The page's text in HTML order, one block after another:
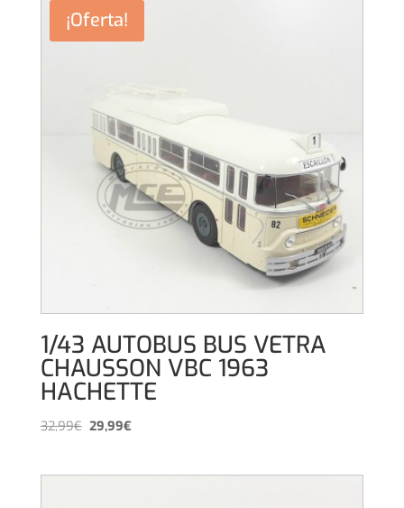
era:
32,00€.
es:
¡Oferta!
1/43 AUTOBUS BUS VETRA
CHAUSSON VBC 1963
HACHETTE
32,99€El29,99€El